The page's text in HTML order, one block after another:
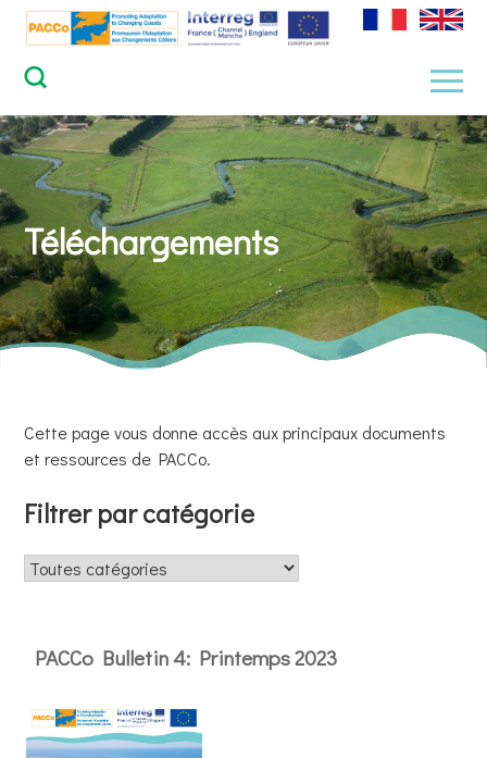
Skip
content
Téléchargements
Cette page vous donne accès aux principaux documents
et ressources de PACCo.
Filtrer par catégorie
PACCo Bulletin 4: Printemps 2023